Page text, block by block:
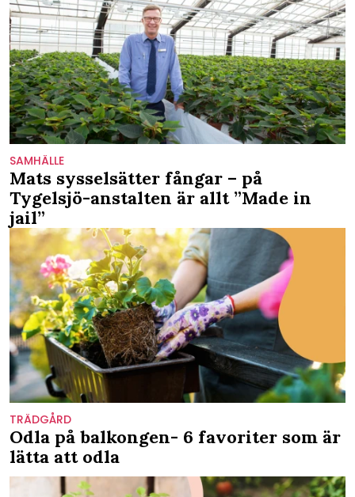
SAMHÄLLE
Mats sysselsätter fångar – på
Tygelsjö-anstalten är allt ”Made in
jail”
TRÄDGÅRD
Odla på balkongen- 6 favoriter som är
lätta att odla